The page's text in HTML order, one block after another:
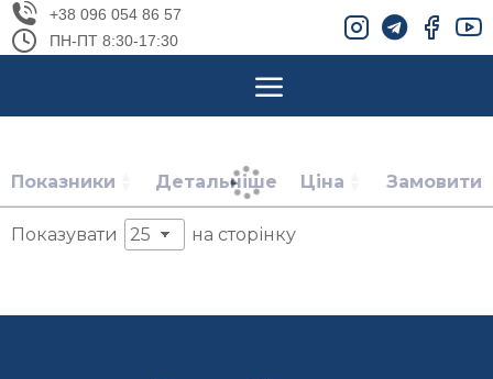
+38 096 054 86 57
ПН-ПТ 8:30-17:30
Показники Детальніше Ціна Замовити
Показувати на сторінку